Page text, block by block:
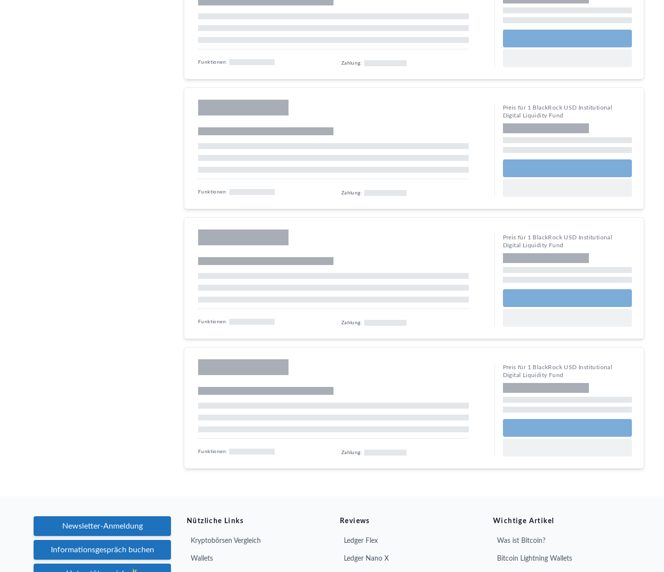
Funktionen: Zahlung:
Funktionen: Zahlung:
Preis für 1 BlackRock USD Institutional
Digital Liquidity Fund
Funktionen: Zahlung:
Preis für 1 BlackRock USD Institutional
Digital Liquidity Fund
Funktionen: Zahlung:
Preis für 1 BlackRock USD Institutional
Digital Liquidity Fund
Newsletter-Anmeldung
Informationsgespräch buchen
Nützliche Links
Kryptobörsen Vergleich
Wallets
Reviews
Ledger Flex
Ledger Nano X
Wichtige Artikel
Was ist Bitcoin?
Bitcoin Lightning Wallets